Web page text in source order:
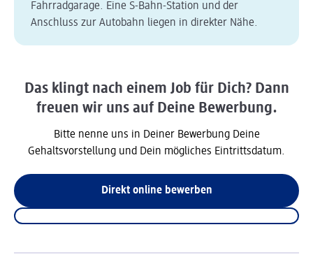
Fahrradgarage. Eine S-Bahn-Station und der
Anschluss zur Autobahn liegen in direkter Nähe.
Das klingt nach einem Job für Dich? Dann
freuen wir uns auf Deine Bewerbung.
Bitte nenne uns in Deiner Bewerbung Deine
Gehaltsvorstellung und Dein mögliches Eintrittsdatum.
Direkt online bewerben